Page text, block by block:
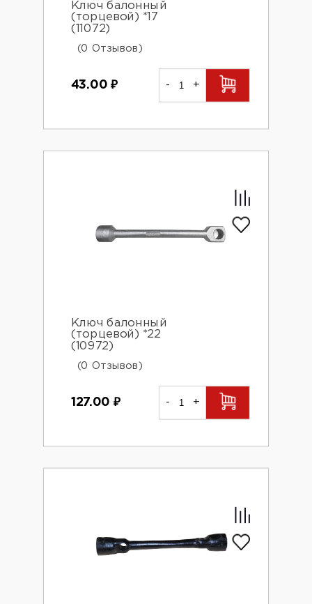
Ключ балонный
(торцевой) *17
(11072)
(0 Отзывов)
43.00₽ - +
Ключ балонный
(торцевой) *22
(10972)
(0 Отзывов)
127.00 ₽ - +